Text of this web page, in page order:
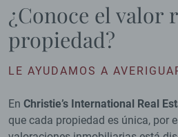
¿Conoce el valor
propiedad?
LE AYUDAMOS A
En Christie’s International Real
que cada propiedad es única, por